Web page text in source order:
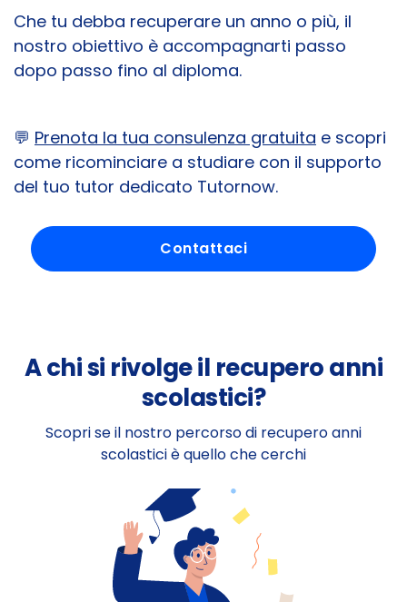
Che tu debba recuperare un anno o più, il
nostro obiettivo è accompagnarti passo
dopo passo fino al diploma.
💬 Prenota la tua consulenza gratuita e scopri
come ricominciare a studiare con il supporto
del tuo tutor dedicato Tutornow.
Contattaci
A chi si rivolge il recupero anni
scolastici?
Scopri se il nostro percorso di recupero anni
scolastici è quello che cerchi